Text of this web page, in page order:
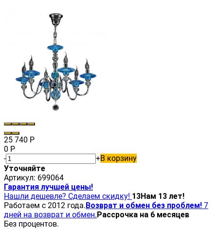
25 740 Р
0 Р
-
+В корзину
Уточняйте
Артикул: 699064
Гарантия лучшей цены!
Нашли дешевле? Сделаем скидку! 13Нам 13 лет!
Работаем с 2012 года.Возврат и обмен без проблем! 7
дней на возврат и обмен.Рассрочка на 6 месяцев
Без процентов.